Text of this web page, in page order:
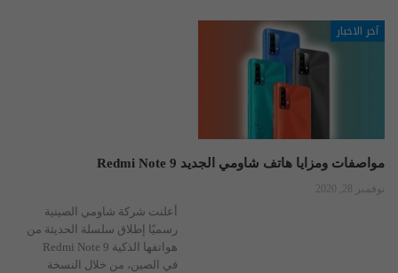
آخر الاخبار
مواصفات ومزايا هاتف شاومي الجديد Redmi Note 9
نوفمبر 28, 2020
أعلنت شركة شاومي الصينية
رسميًا إطلاق سلسلة الحديثة من
هواتفها الذكية Redmi Note 9
في الصين، من خلال النسخة